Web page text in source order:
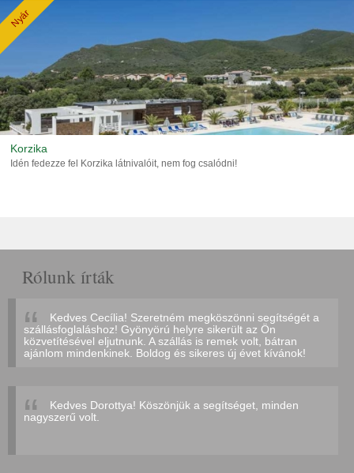
Nyár
Korzika
Idén fedezze fel Korzika látnivalóit, nem fog csalódni!
Rólunk írták
Kedves Cecília! Szeretném megköszönni segítségét a
szállásfoglaláshoz! Gyönyörú helyre sikerült az Ön
közvetítésével eljutnunk. A szállás is remek volt, bátran
ajánlom mindenkinek. Boldog és sikeres új évet kívánok!
Kedves Dorottya! Köszönjük a segítséget, minden
nagyszerű volt.